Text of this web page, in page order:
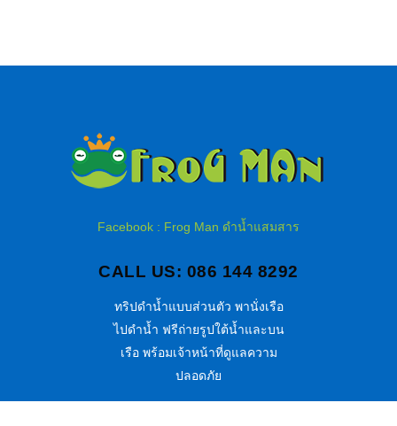
Facebook : Frog Man ดำน้ำแสมสาร
CALL US: 086 144 8292
ทริปดำน้ำแบบส่วนตัว พานั่งเรือ
ไปดำน้ำ ฟรีถ่ายรูปใต้น้ำและบน
เรือ พร้อมเจ้าหน้าที่ดูแลความ
ปลอดภัย